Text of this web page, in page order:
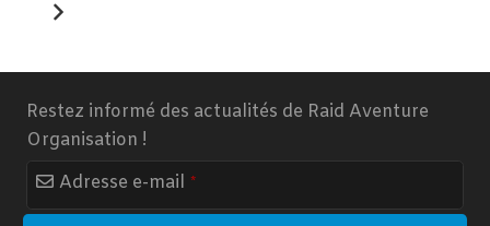
Restez informé des actualités de Raid Aventure
Organisation !
Company
Adresse e-mail *